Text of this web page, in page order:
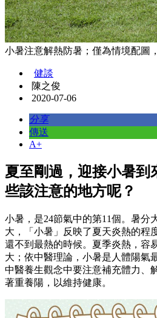
小暑注意解熱防暑；僅為情境配圖
健談
陳之俊
2020-07-06
分享
傳送
A+
夏至剛過，迎接小暑到
些該注意的地方呢？
小暑，是24節氣中的第11個。暑分
大，「小暑」反映了夏天炎熱的程
還不到最熱的時候。夏季炎熱，容
大；依中醫理論，小暑是人體陽氣
中醫養生觀念中要注意補充體力、
著重養陽，以維持健康。